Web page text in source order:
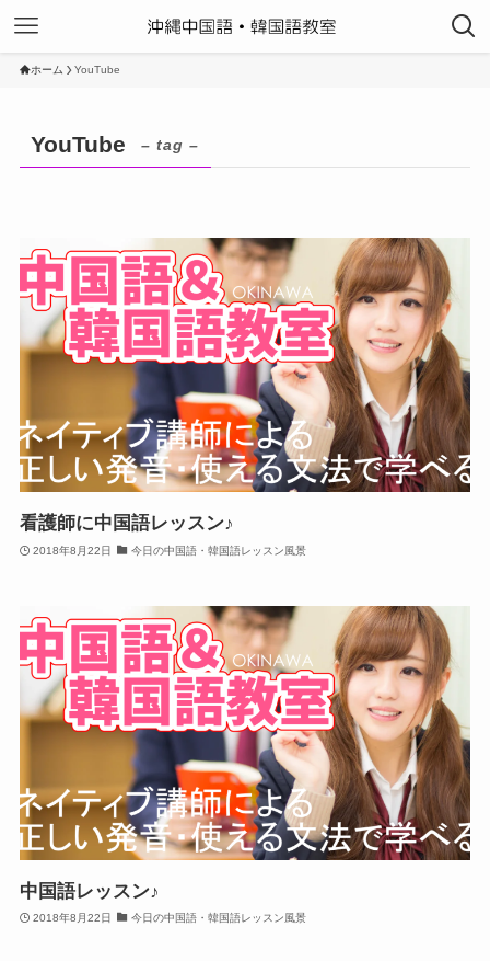
ホーム YouTube
YouTube – tag –
看護師に中国語レッスン♪
2018年8月22日 今日の中国語・韓国語レッスン風景
中国語レッスン♪
2018年8月22日 今日の中国語・韓国語レッスン風景